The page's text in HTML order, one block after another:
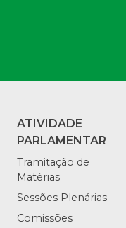
ATIVIDADE
PARLAMENTAR
Tramitação de
Matérias
Sessões Plenárias
Comissões